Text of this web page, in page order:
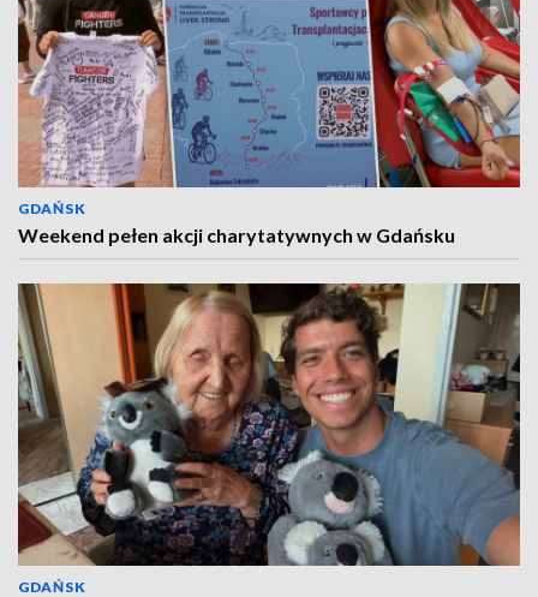
GDAŃSK
Weekend pełen akcji charytatywnych w Gdańsku
GDAŃSK